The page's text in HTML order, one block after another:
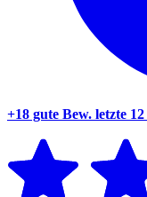
+18 gute Bew. letzte